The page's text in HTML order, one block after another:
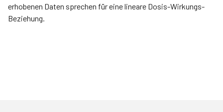
erhobenen Daten sprechen für eine lineare Dosis-Wirkungs-
Beziehung.